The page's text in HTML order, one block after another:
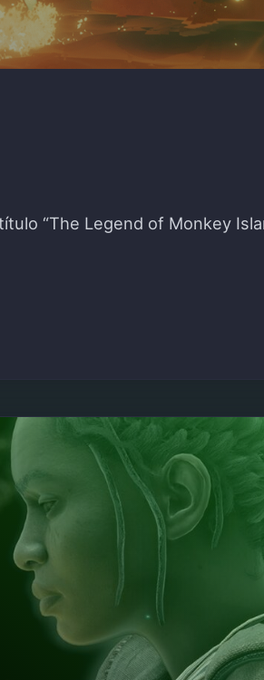
“The Legend of Monkey